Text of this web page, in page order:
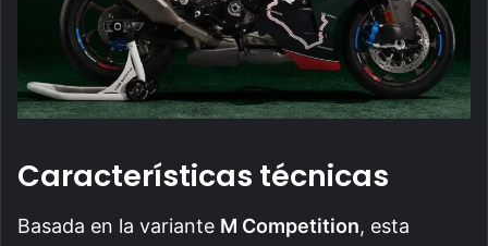
Características técnicas
Basada en la variante M Competition, esta